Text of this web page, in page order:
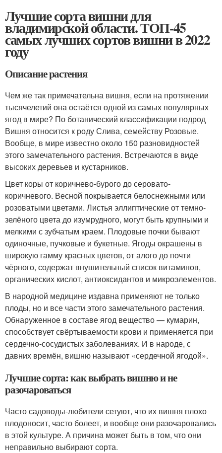
Лучшие сорта вишни для
владимирской области. ТОП-45
самых лучших сортов вишни в 2022
году
Описание растения
Чем же так примечательна вишня, если на протяжении
тысячелетий она остаётся одной из самых популярных
ягод в мире? По ботанический классификации подрод
Вишня относится к роду Слива, семейству Розовые.
Вообще, в мире известно около 150 разновидностей
этого замечательного растения. Встречаются в виде
высоких деревьев и кустарников.
Цвет коры от коричнево-бурого до серовато-
коричневого. Весной покрывается белоснежными или
розоватыми цветами. Листья эллиптические от темно-
зелёного цвета до изумрудного, могут быть крупными и
мелкими с зубчатым краем. Плодовые почки бывают
одиночные, пучковые и букетные. Ягоды окрашены в
широкую гамму красных цветов, от алого до почти
чёрного, содержат внушительный список витаминов,
органических кислот, антиоксидантов и микроэлементов.
В народной медицине издавна применяют не только
плоды, но и все части этого замечательного растения.
Обнаруженное в составе ягод вещество — кумарин,
способствует свёртываемости крови и применяется при
сердечно-сосудистых заболеваниях. И в народе, с
давних времён, вишню называют «сердечной ягодой».
Лучшие сорта: как выбрать вишню и не
разочароваться
Часто садоводы-любители сетуют, что их вишня плохо
плодоносит, часто болеет, и вообще они разочаровались
в этой культуре. А причина может быть в том, что они
неправильно выбирают сорта.